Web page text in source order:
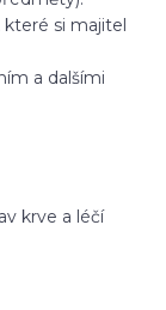
si majitel
a dalšími
krve a léčí